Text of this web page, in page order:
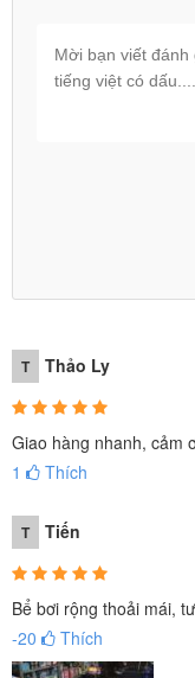
Bể bơi phao cho bé
các bé vui chơi vận
Bể bơi cho bécó kích
T Thảo Ly
Giao hàng nhanh, cảm
1
Thích
T Tiến
Bể bơi rộng thoải mái,
-20
Thích